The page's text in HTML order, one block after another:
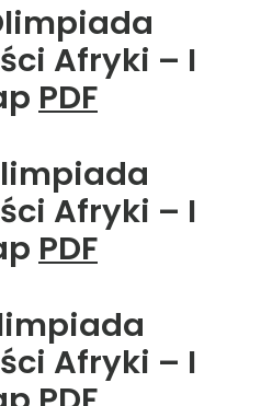
Afryki – I
PDF
Afryki – I
PDF
Afryki – I